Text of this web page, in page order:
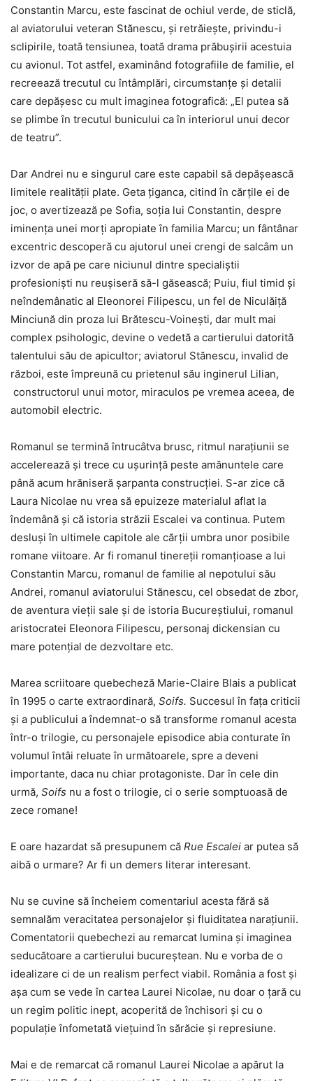
Constantin Marcu, este fascinat de ochiul verde, de sticlă,
al aviatorului veteran Stănescu, și retrăiește, privindu-i
sclipirile, toată tensiunea, toată drama prăbușirii acestuia
cu avionul. Tot astfel, examinând fotografiile de familie, el
recreează trecutul cu întâmplări, circumstanțe și detalii
care depășesc cu mult imaginea fotografică: „El putea să
se plimbe în trecutul bunicului ca în interiorul unui decor
de teatru”.
Dar Andrei nu e singurul care este capabil să depășească
limitele realității plate. Geta țiganca, citind în cărțile ei de
joc, o avertizează pe Sofia, soția lui Constantin, despre
iminența unei morți apropiate în familia Marcu; un fântânar
excentric descoperă cu ajutorul unei crengi de salcâm un
izvor de apă pe care niciunul dintre specialiștii
profesioniști nu reușiseră să-l găsească; Puiu, fiul timid și
neîndemânatic al Eleonorei Filipescu, un fel de Niculăiță
Minciună din proza lui Brătescu-Voinești, dar mult mai
complex psihologic, devine o vedetă a cartierului datorită
talentului său de apicultor; aviatorul Stănescu, invalid de
război, este împreună cu prietenul său inginerul Lilian,
constructorul unui motor, miraculos pe vremea aceea, de
automobil electric.
Romanul se termină întrucâtva brusc, ritmul narațiunii se
accelerează și trece cu ușurință peste amănuntele care
până acum hrăniseră șarpanta construcției. S-ar zice că
Laura Nicolae nu vrea să epuizeze materialul aflat la
îndemână și că istoria străzii Escalei va continua. Putem
desluși în ultimele capitole ale cărții umbra unor posibile
romane viitoare. Ar fi romanul tinereții romanțioase a lui
Constantin Marcu, romanul de familie al nepotului său
Andrei, romanul aviatorului Stănescu, cel obsedat de zbor,
de aventura vieții sale și de istoria Bucureștiului, romanul
aristocratei Eleonora Filipescu, personaj dickensian cu
mare potențial de dezvoltare etc.
Marea scriitoare quebecheză Marie-Claire Blais a publicat
în 1995 o carte extraordinară, Soifs. Succesul în fața criticii
și a publicului a îndemnat-o să transforme romanul acesta
într-o trilogie, cu personajele episodice abia conturate în
volumul întâi reluate în următoarele, spre a deveni
importante, daca nu chiar protagoniste. Dar în cele din
urmă, Soifs nu a fost o trilogie, ci o serie somptuoasă de
zece romane!
E oare hazardat să presupunem că Rue Escalei ar putea să
aibă o urmare? Ar fi un demers literar interesant.
Nu se cuvine să încheiem comentariul acesta fără să
semnalăm veracitatea personajelor și fluiditatea narațiunii.
Comentatorii quebechezi au remarcat lumina și imaginea
seducătoare a cartierului bucureștean. Nu e vorba de o
idealizare ci de un realism perfect viabil. România a fost și
așa cum se vede în cartea Laurei Nicolae, nu doar o țară cu
un regim politic inept, acoperită de închisori și cu o
populație înfometată viețuind în sărăcie și represiune.
Mai e de remarcat că romanul Laurei Nicolae a apărut la